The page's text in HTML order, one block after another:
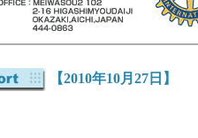
【2010年10月27日】